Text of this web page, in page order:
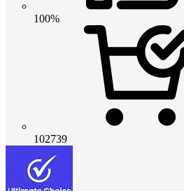
100%
102739